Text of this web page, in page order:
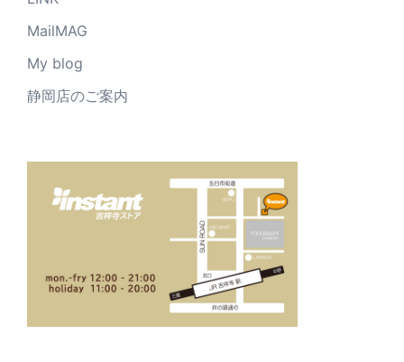
MailMAG
My blog
静岡店のご案内